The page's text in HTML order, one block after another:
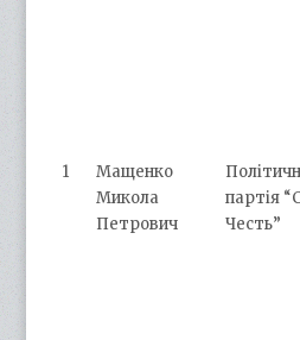
1
Мащенко
Микола
Петрович
партія
Честь”